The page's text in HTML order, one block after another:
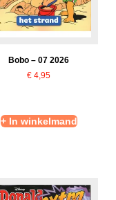
Bobo – 07 2026
€ 4,95
+ In winkelmand